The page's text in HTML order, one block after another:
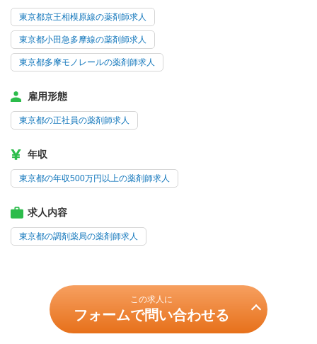
東京都京王相模原線の薬剤師求人
東京都小田急多摩線の薬剤師求人
東京都多摩モノレールの薬剤師求人
雇用形態
東京都の正社員の薬剤師求人
年収
東京都の年収500万円以上の薬剤師求人
求人内容
東京都の調剤薬局の薬剤師求人
この求人に
フォームで問い合わせる